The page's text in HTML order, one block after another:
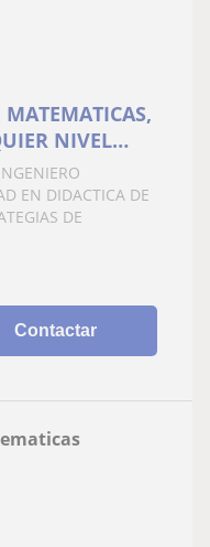
MATEMATICAS,
NIVEL
EN DIDACTICA DE
DE
Contactar